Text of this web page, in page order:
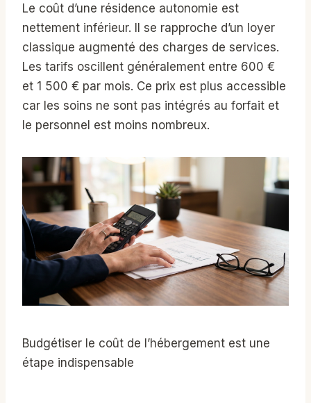
Le coût d’une résidence autonomie est
nettement inférieur. Il se rapproche d’un loyer
classique augmenté des charges de services.
Les tarifs oscillent généralement entre 600 €
et 1 500 € par mois. Ce prix est plus accessible
car les soins ne sont pas intégrés au forfait et
le personnel est moins nombreux.
Budgétiser le coût de l’hébergement est une
étape indispensable